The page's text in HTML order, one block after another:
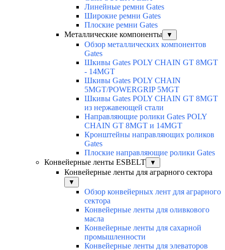
Линейные ремни Gates
Широкие ремни Gates
Плоские ремни Gates
Металлические компоненты
▼
Обзор металлических компонентов
Gates
Шкивы Gates POLY CHAIN GT 8MGT
- 14MGT
Шкивы Gates POLY CHAIN
5MGT/POWERGRIP 5MGT
Шкивы Gates POLY CHAIN GT 8MGT
из нержавеющей стали
Направляющие ролики Gates POLY
CHAIN GT 8MGT и 14MGT
Кронштейны направляющих роликов
Gates
Плоские направляющие ролики Gates
Конвейерные ленты ESBELT
▼
Конвейерные ленты для аграрного сектора
▼
Обзор конвейерных лент для аграрного
сектора
Конвейерные ленты для оливкового
масла
Конвейерные ленты для сахарной
промышленности
Конвейерные ленты для элеваторов